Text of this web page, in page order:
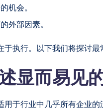
机会。
外部因素。
执行。以下我们将探讨最
显而易见
用于行业中几乎所有企业